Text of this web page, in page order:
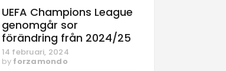
UEFA Champions League
genomgår sor
förändring från 2024/25
14 februari, 2024
by forzamondo